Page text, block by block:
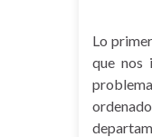
Lo
que nos